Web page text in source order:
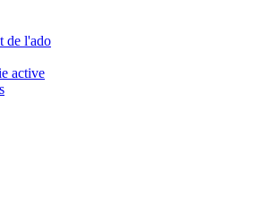
de l'ado
active